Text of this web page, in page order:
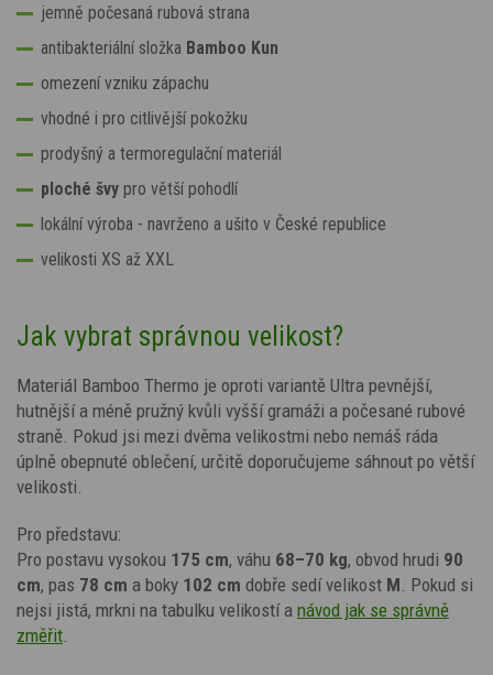
jemně počesaná rubová strana
antibakteriální složka Bamboo Kun
omezení vzniku zápachu
vhodné i pro citlivější pokožku
prodyšný a termoregulační materiál
ploché švy pro větší pohodlí
lokální výroba - navrženo a ušito v České republice
velikosti XS až XXL
Jak vybrat správnou velikost?
Materiál Bamboo Thermo je oproti variantě Ultra pevnější,
hutnější a méně pružný kvůli vyšší gramáži a počesané rubové
straně. Pokud jsi mezi dvěma velikostmi nebo nemáš ráda
úplně obepnuté oblečení, určitě doporučujeme sáhnout po větší
velikosti.
Pro představu:
Pro postavu vysokou 175 cm, váhu 68–70 kg, obvod hrudi 90
cm, pas 78 cm a boky 102 cm dobře sedí velikost M . Pokud si
nejsi jistá, mrkni na tabulku velikostí a návod jak se správně
změřit